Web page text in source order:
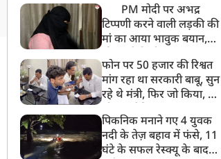
PM मोदी पर अभद्र
टिप्पणी करने वाली लड़की की
मां का आया भावुक बयान,
बेटी को गोद लें प्रधानमंत्री
फोन पर 50 हजार की रिश्वत
मांग रहा था सरकारी बाबू, सुन
रहे थे मंत्री, फिर जो किया, वो
पिकनिक मनाने गए 4 युवक
नदी के तेज़ बहाव में फंसे, 11
घंटे के सफल रेस्क्यू के बाद